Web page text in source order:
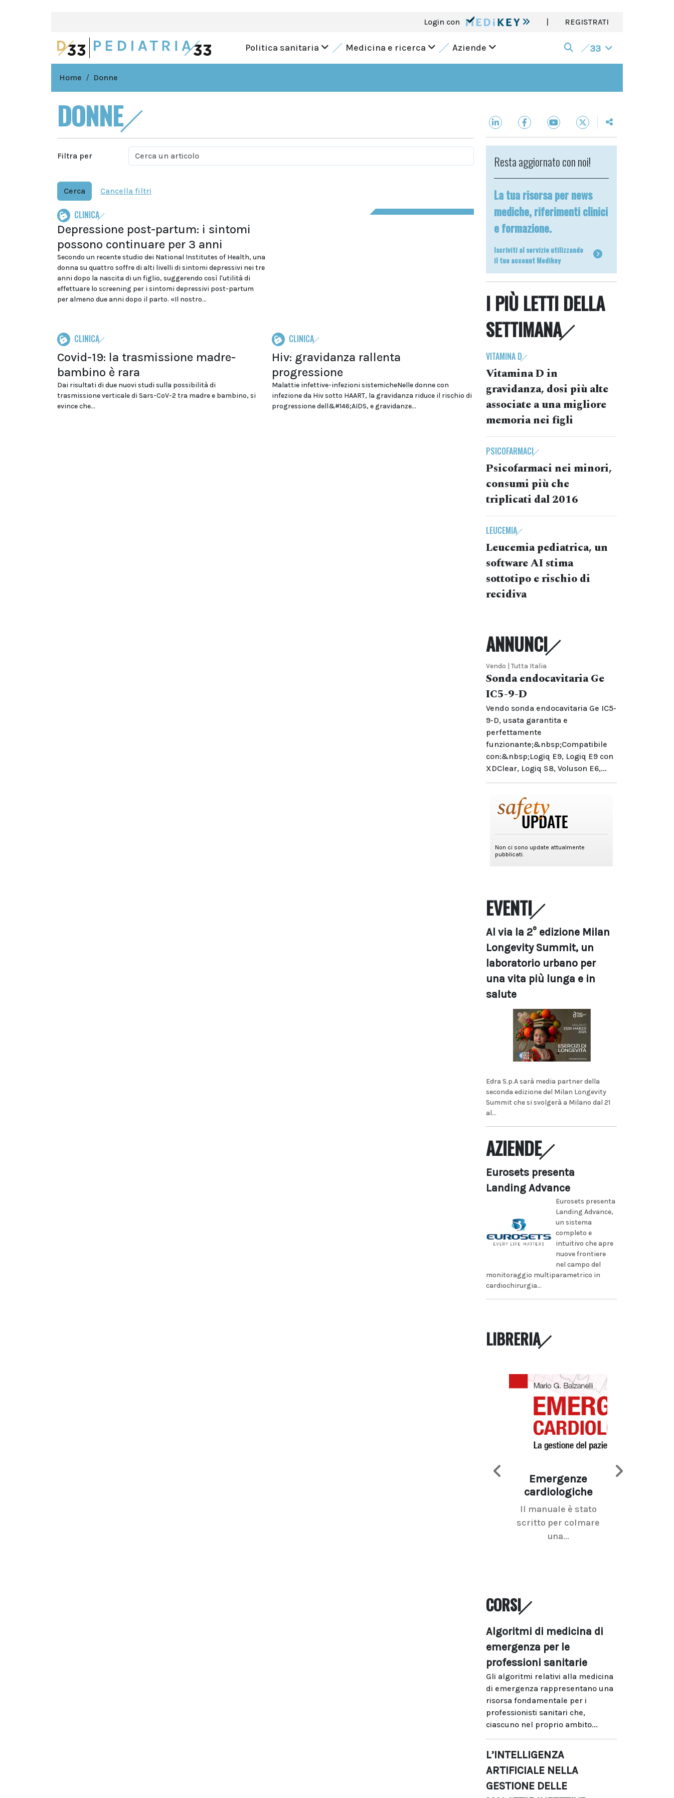
Login con | REGISTRATI
Politica sanitaria Medicina e ricerca Aziende 33
Home Donne
DONNE
Filtra per
Cerca Cancella filtri
CLINICA
Depressione post-partum: i sintomi
possono continuare per 3 anni
Secondo un recente studio dei National Institutes of Health, una
donna su quattro soffre di alti livelli di sintomi depressivi nei tre
anni dopo la nascita di un figlio, suggerendo così l'utilità di
effettuare lo screening per i sintomi depressivi post-partum
per almeno due anni dopo il parto. «Il nostro...
CLINICA
Covid-19: la trasmissione madre-
bambino è rara
Dai risultati di due nuovi studi sulla possibilità di
trasmissione verticale di Sars-CoV-2 tra madre e bambino, si
evince che...
CLINICA
Hiv: gravidanza rallenta
progressione
Malattie infettive-infezioni sistemicheNelle donne con
infezione da Hiv sotto HAART, la gravidanza riduce il rischio di
progressione dell&#146;AIDS, e gravidanze...
Resta aggiornato con noi!
La tua risorsa per news
mediche, riferimenti clinici
e formazione.
Iscriviti al servizio utilizzando
il tuo account Medikey
I PIÙ LETTI DELLA
SETTIMANA
VITAMINA D
Vitamina D in
gravidanza, dosi più alte
associate a una migliore
memoria nei figli
PSICOFARMACI
Psicofarmaci nei minori,
consumi più che
triplicati dal 2016
LEUCEMIA
Leucemia pediatrica, un
software AI stima
sottotipo e rischio di
recidiva
ANNUNCI
Vendo | Tutta Italia
Sonda endocavitaria Ge
IC5-9-D
Vendo sonda endocavitaria Ge IC5-
9-D, usata garantita e
perfettamente
funzionante;&nbsp;Compatibile
con:&nbsp;Logiq E9, Logiq E9 con
XDClear, Logiq S8, Voluson E6,...
EVENTI
Al via la 2° edizione Milan
Longevity Summit, un
laboratorio urbano per
una vita più lunga e in
salute
Edra S.p.A sarà media partner della
seconda edizione del Milan Longevity
Summit che si svolgerà a Milano dal 21
al...
AZIENDE
Eurosets presenta
Landing Advance
Eurosets presenta
Landing Advance,
un sistema
completo e
intuitivo che apre
nuove frontiere
nel campo del
monitoraggio multiparametrico in
cardiochirurgia...
LIBRERIA
Emergenze
cardiologiche
Il manuale è stato
scritto per colmare
una...
CORSI
Algoritmi di medicina di
emergenza per le
professioni sanitarie
Gli algoritmi relativi alla medicina
di emergenza rappresentano una
risorsa fondamentale per i
professionisti sanitari che,
ciascuno nel proprio ambito...
L’INTELLIGENZA
ARTIFICIALE NELLA
GESTIONE DELLE